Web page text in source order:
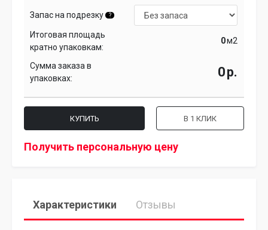
Запас на подрезку ?
Итоговая площадь
кратно упаковкам:
м2
Сумма заказа в
упаковках:
р.
КУПИТЬ В 1 КЛИК
Получить персональную цену
Характеристики Отзывы